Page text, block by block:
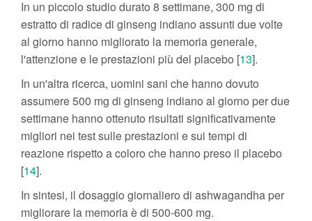
In un piccolo studio durato 8 settimane, 300 mg di
estratto di radice di ginseng indiano assunti due volte
al giorno hanno migliorato la memoria generale,
l'attenzione e le prestazioni più del placebo [13].
In un'altra ricerca, uomini sani che hanno dovuto
assumere 500 mg di ginseng indiano al giorno per due
settimane hanno ottenuto risultati significativamente
migliori nei test sulle prestazioni e sui tempi di
reazione rispetto a coloro che hanno preso il placebo
[14].
In sintesi, il dosaggio giornaliero di ashwagandha per
migliorare la memoria è di 500-600 mg.